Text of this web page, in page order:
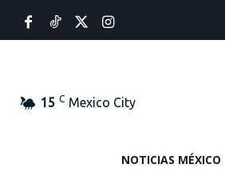
15 C Mexico City
NOTICIAS MÉXICO